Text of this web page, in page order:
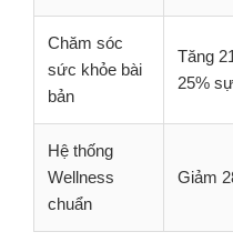
Chăm sóc
sức khỏe bài
bản
Tăng
25%
Hệ thống
Wellness
chuẩn
Giảm